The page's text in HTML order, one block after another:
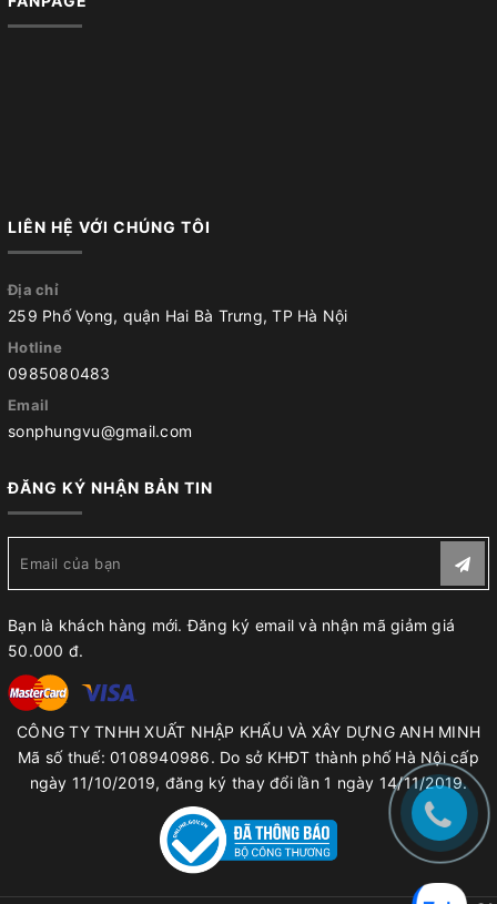
LIÊN HỆ VỚI CHÚNG TÔI
Địa chỉ
259 Phố Vọng, quận Hai Bà Trưng, TP Hà Nội
Hotline
0985080483
Email
sonphungvu@gmail.com
ĐĂNG KÝ NHẬN BẢN TIN
Bạn là khách hàng mới. Đăng ký email và nhận mã giảm giá
50.000 đ.
CÔNG TY TNHH XUẤT NHẬP KHẨU VÀ XÂY DỰNG ANH MINH
Mã số thuế: 0108940986. Do sở KHĐT thành phố Hà Nội cấp
ngày 11/10/2019, đăng ký thay đổi lần 1 ngày 14/11/2019.